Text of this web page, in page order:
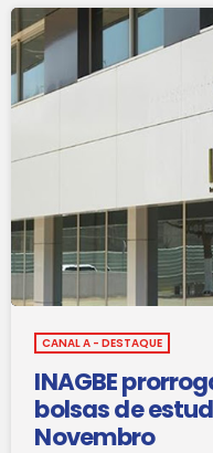
CANAL A - DESTAQUE
INAGBE
bolsas de
Novembro